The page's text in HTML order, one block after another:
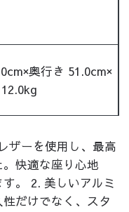
奥行き 51.0cm×
ザーを使用し、最高
快適な座り心地
。 2. 美しいアルミ
だけでなく、スタ